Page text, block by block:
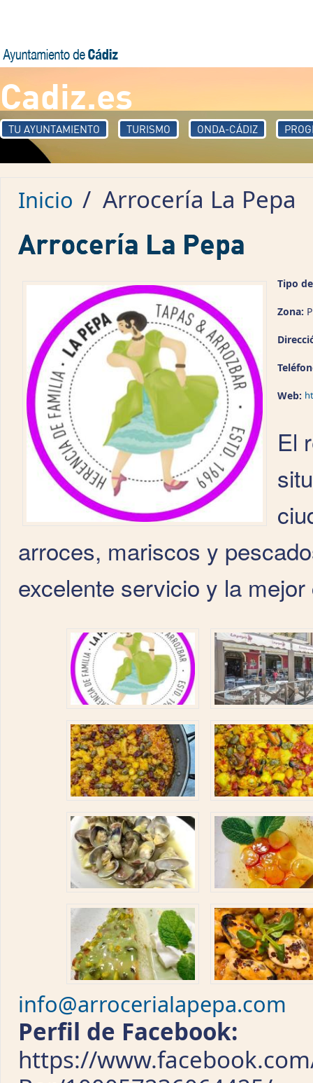
Cadiz.es
TU AYUNTAMIENTO TURISMO ONDA-CÁDIZ
Inicio / Arrocería La Pepa
Arrocería La Pepa
Tipo
Zona:
Web:
El
arroces, mariscos y
excelente servicio y la
info@arrocerialapepa.com
Perfil de Facebook:
https://